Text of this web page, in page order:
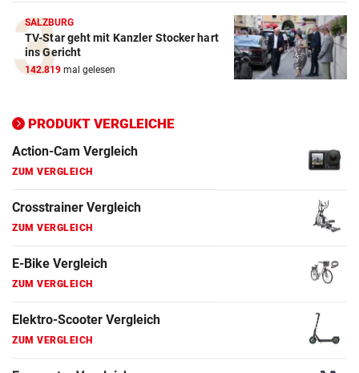
SALZBURG
TV-Star geht mit Kanzler Stocker hart
ins Gericht
142.819 mal gelesen
PRODUKT VERGLEICHE
ZUM VERGLEICH
Crosstrainer Vergleich
ZUM VERGLEICH
ZUM VERGLEICH
Elektro-Scooter Vergleich
Ergometer Vergleich
Fahrrad Test
Fahrradanhänger Vergleich